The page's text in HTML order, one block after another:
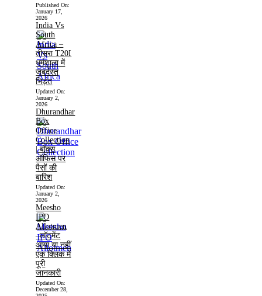
Published On:
January 17,
2026
India Vs
South
Africa –
तीसरा T20I
धर्मशाला में
जबर्दस्त
भिड़ंत
Updated On:
January 2,
2026
Dhurandhar
Box
Office
Collection
| बॉक्स
ऑफिस पर
पैसों की
बारिश
Updated On:
January 2,
2026
Meesho
IPO
Allotmen
–लॉटमेंट
आया या नहीं
एक क्लिक में
पूरी
जानकारी
Updated On:
December 28,